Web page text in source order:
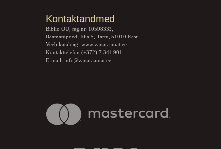
Kontaktandmed
Biblio OÜ, reg.nr. 10598332,
Raamatupood: Riia 5, Tartu, 51010 Eesti
Veebikataloog: www.vanaraamat.ee
Kontakttelefon (+372) 7 341 901
E-mail: info@vanaraamat.ee